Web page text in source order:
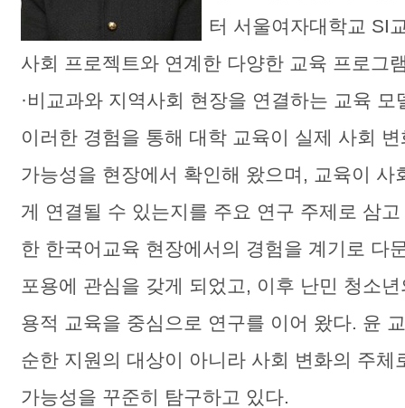
터 서울여자대학교 SI
사회 프로젝트와 연계한 다양한 교육 프로그
·비교과와 지역사회 현장을 연결하는 교육 모
이러한 경험을 통해 대학 교육이 실제 사회
가능성을 현장에서 확인해 왔으며, 교육이 사
게 연결될 수 있는지를 주요 연구 주제로 삼
한 한국어교육 현장에서의 경험을 계기로 다
포용에 관심을 갖게 되었고, 이후 난민 청소
용적 교육을 중심으로 연구를 이어 왔다. 윤
순한 지원의 대상이 아니라 사회 변화의 주체
가능성을 꾸준히 탐구하고 있다.